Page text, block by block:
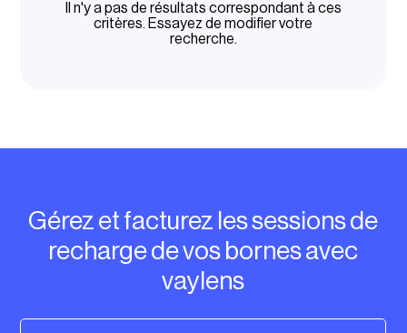
Gestion de la recharge
Veuillez choisir…
Il n'y a pas de résultats correspondant à ces
critères. Essayez de modifier votre
recherche.
Gérez et facturez les sessions de
recharge de vos bornes avec
vaylens